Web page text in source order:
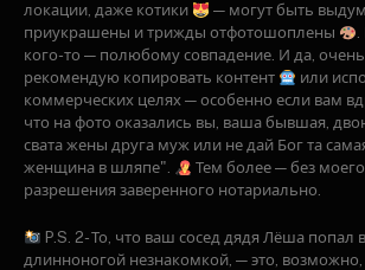
локации, даже котики
— могут быть
приукрашены и трижды отфотошоплены
.
кого-то — полюбому совпадение. И да,
рекомендую копировать контент
или
коммерческих целях — особенно если вам
что на фото оказались вы, ваша бывшая,
свата жены друга муж или не дай Бог та
женщина в шляпе".
Тем более — без
разрешения заверенного нотариально.
P.S. 2- То, что ваш сосед дядя Лёша попал
длинноногой незнакомкой, — это,